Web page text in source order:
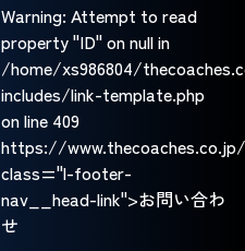
Warning: Attempt to read
property "ID" on null in
/home/xs986804/
includes/link-template.php
on line 409
https://
class="l-footer-
nav__head-link">お問い合わ
せ